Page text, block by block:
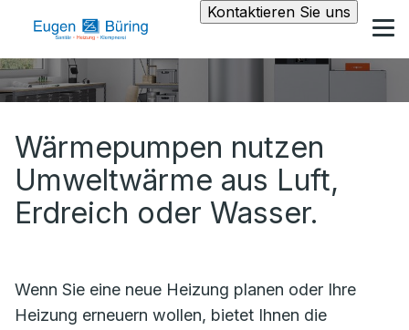
Kontaktieren Sie uns
Wärmepumpen nutzen
Umweltwärme aus Luft,
Erdreich oder Wasser.
Wenn Sie eine neue Heizung planen oder Ihre
Heizung erneuern wollen, bietet Ihnen die